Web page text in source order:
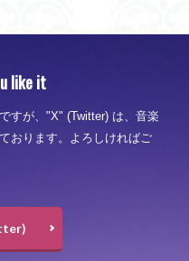
like it
すが、"X" (Twitter) は、音楽
おります。よろしければご